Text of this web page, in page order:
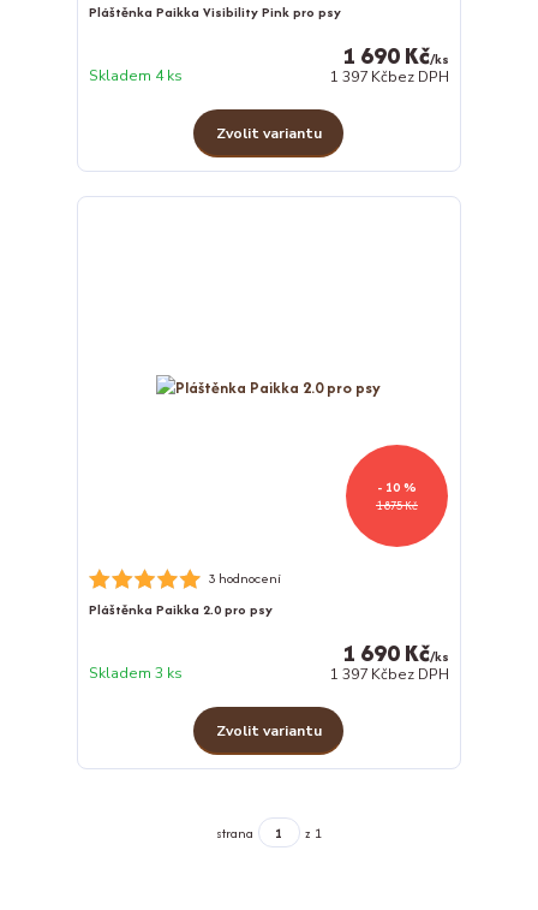
Pláštěnka Paikka Visibility Pink pro psy
1 690 Kč/ks
1 397 Kčbez DPH
Skladem 4 ks
Zvolit variantu
1 875 Kč
- 10 %
3 hodnocení
Pláštěnka Paikka 2.0 pro psy
1 690 Kč/ks
1 397 Kčbez DPH
Skladem 3 ks
Zvolit variantu
strana z 1